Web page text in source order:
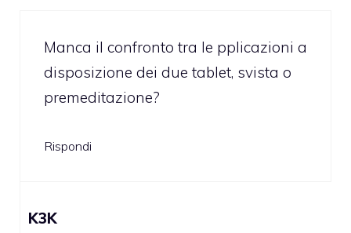
Manca il confronto tra le pplicazioni a
disposizione dei due tablet, svista o
premeditazione?
Rispondi
K3K